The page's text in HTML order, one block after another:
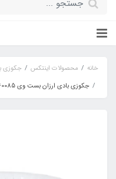
خانه محصولات اینتکس
جکوزی
جکوزی بادی ارزان بست وی Bestway 60085